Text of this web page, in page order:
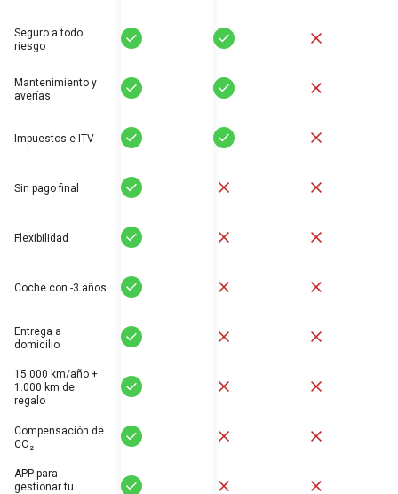
Seguro a todo
riesgo
Sí Sí
Mantenimiento y
averías
Sí Sí
Impuestos e ITV Sí Sí
Sin pago final Sí
Flexibilidad Sí
Coche con -3 años Sí
Entrega a
domicilio
Sí
15.000 km/año +
1.000 km de
regalo
Sí
Compensación de
CO₂
Sí
APP para
gestionar tu
Sí